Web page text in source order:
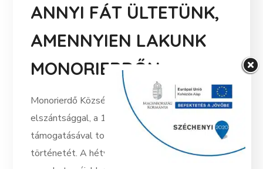
ANNYI FÁT ÜLTETÜNK,
AMENNYIEN LAKUNK
MONORIERDŐN
Monorierdő Község Önkormányzata kitartó
elszántsággal, a 10 millió fa Alapítvány
támogatásával tovább írja a zöld jövő
történetét. A hétvége fénypontjaként,